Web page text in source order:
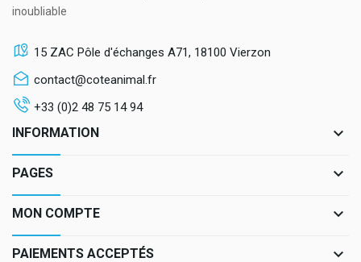
inoubliable
15 ZAC Pôle d'échanges A71, 18100 Vierzon
contact@coteanimal.fr
+33 (0)2 48 75 14 94
INFORMATION keyboard_arrow_down
PAGES keyboard_arrow_down
MON COMPTE keyboard_arrow_down
PAIEMENTS ACCEPTÉS keyboard_arrow_down